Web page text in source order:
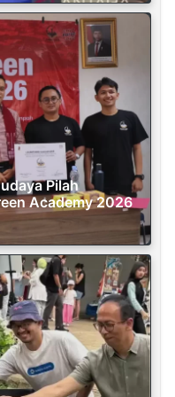
Pilah
Academy 2026